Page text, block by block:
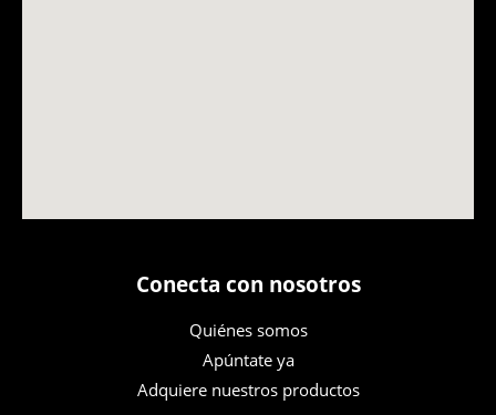
Conecta con nosotros
Quiénes somos
Apúntate ya
Adquiere nuestros productos